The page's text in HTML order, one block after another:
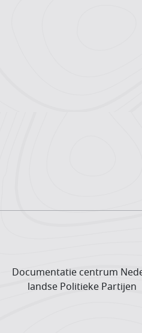
Documentatie centrum
landse Politieke Partijen